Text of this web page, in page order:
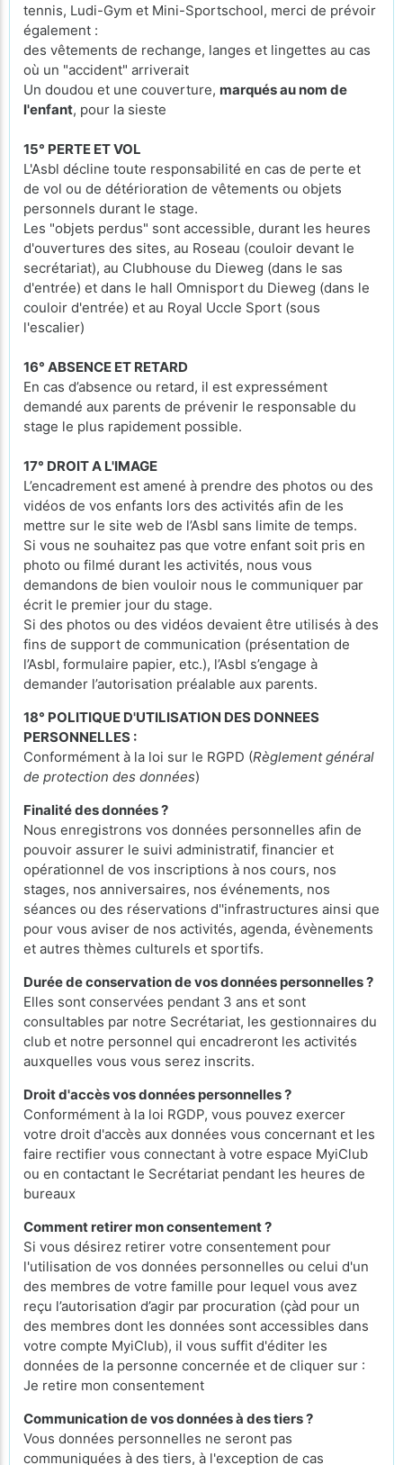
tennis, Ludi-Gym et Mini-Sportschool, merci de prévoir
également :
des vêtements de rechange, langes et lingettes au cas
où un "accident" arriverait
Un doudou et une couverture, marqués au nom de
l'enfant, pour la sieste
15° PERTE ET VOL
L'Asbl décline toute responsabilité en cas de perte et
de vol ou de détérioration de vêtements ou objets
personnels durant le stage.
Les "objets perdus" sont accessible, durant les heures
d'ouvertures des sites, au Roseau (couloir devant le
secrétariat), au Clubhouse du Dieweg (dans le sas
d'entrée) et dans le hall Omnisport du Dieweg (dans le
couloir d'entrée) et au Royal Uccle Sport (sous
l'escalier)
16° ABSENCE ET RETARD
En cas d’absence ou retard, il est expressément
demandé aux parents de prévenir le responsable du
stage le plus rapidement possible.
17° DROIT A L'IMAGE
L’encadrement est amené à prendre des photos ou des
vidéos de vos enfants lors des activités afin de les
mettre sur le site web de l’Asbl sans limite de temps.
Si vous ne souhaitez pas que votre enfant soit pris en
photo ou filmé durant les activités, nous vous
demandons de bien vouloir nous le communiquer par
écrit le premier jour du stage.
Si des photos ou des vidéos devaient être utilisés à des
fins de support de communication (présentation de
l’Asbl, formulaire papier, etc.), l’Asbl s’engage à
demander l’autorisation préalable aux parents.
18° POLITIQUE D'UTILISATION DES DONNEES
PERSONNELLES :
Conformément à la loi sur le RGPD (Règlement général
de protection des données)
Finalité des données ?
Nous enregistrons vos données personnelles afin de
pouvoir assurer le suivi administratif, financier et
opérationnel de vos inscriptions à nos cours, nos
stages, nos anniversaires, nos événements, nos
séances ou des réservations d''infrastructures ainsi que
pour vous aviser de nos activités, agenda, évènements
et autres thèmes culturels et sportifs.
Durée de conservation de vos données personnelles ?
Elles sont conservées pendant 3 ans et sont
consultables par notre Secrétariat, les gestionnaires du
club et notre personnel qui encadreront les activités
auxquelles vous vous serez inscrits.
Droit d'accès vos données personnelles ?
Conformément à la loi RGDP, vous pouvez exercer
votre droit d'accès aux données vous concernant et les
faire rectifier vous connectant à votre espace MyiClub
ou en contactant le Secrétariat pendant les heures de
bureaux
Comment retirer mon consentement ?
Si vous désirez retirer votre consentement pour
l'utilisation de vos données personnelles ou celui d'un
des membres de votre famille pour lequel vous avez
reçu l’autorisation d’agir par procuration (çàd pour un
des membres dont les données sont accessibles dans
votre compte MyiClub), il vous suffit d'éditer les
données de la personne concernée et de cliquer sur :
Je retire mon consentement
Communication de vos données à des tiers ?
Vous données personnelles ne seront pas
communiquées à des tiers, à l'exception de cas